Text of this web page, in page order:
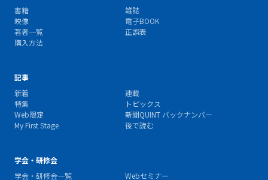
書籍
雑誌
映像
電子BOOK
著者一覧
正誤表
購入方法
記事
新着
連載
特集
トピックス
Web限定
新聞QUINT バックナンバー
My First Stage
後で読む
学会・研修会
学会・研修会一覧
Webセミナー